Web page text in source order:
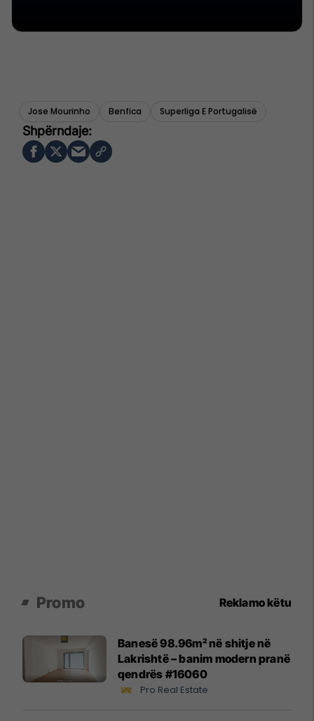
Jose Mourinho Benfica Superliga E Portugalisë
Promo Reklamo këtu
Banesë 98.96m² në shitje në
Lakrishtë – banim modern pranë
qendrës #16060
Pro Real Estate